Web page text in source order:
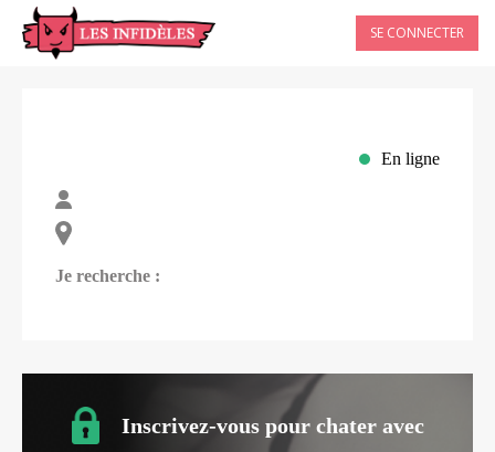
SE CONNECTER
En ligne
Je recherche :
Inscrivez-vous pour chater avec